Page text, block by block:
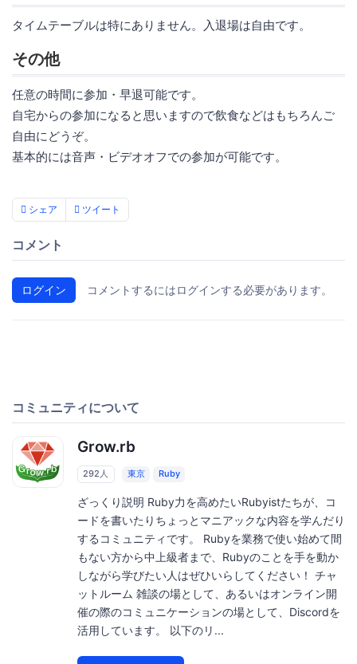
タイムテーブルは特にありません。入退場は自由です。
その他
任意の時間に参加・早退可能です。
自宅からの参加になると思いますので飲食などはもちろんご
自由にどうぞ。
基本的には音声・ビデオオフでの参加が可能です。
シェア ツイート
コメント
ログイン コメントするにはログインする必要があります。
コミュニティについて
Grow.rb
292人 東京 Ruby
ざっくり説明 Ruby力を高めたいRubyistたちが、コ
ードを書いたりちょっとマニアックな内容を学んだり
するコミュニティです。 Rubyを業務で使い始めて間
もない方から中上級者まで、Rubyのことを手を動か
しながら学びたい人はぜひいらしてください！ チャ
ットルーム 雑談の場として、あるいはオンライン開
催の際のコミュニケーションの場として、Discordを
活用しています。 以下のリ...